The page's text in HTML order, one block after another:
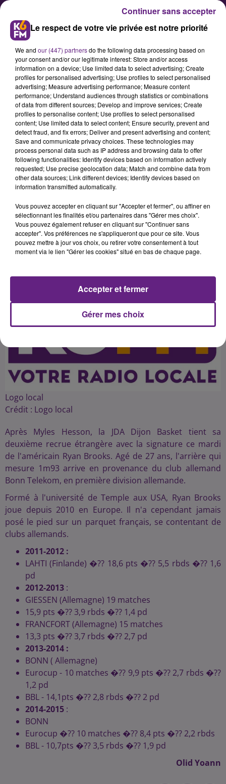
L'américain Ryan Brooks signe à
la JDA Dijon Basket
Après Myles Hesson, la JDA Dijon
Basket tient sa deuxième recrue
étrangère avec la signature ce
mardi de l'américain Ryan Brooks.
1m93 arrive en provenance du club
Publié : 30 juin 2015 à 12h30 par 45
Logo local
Crédit : Logo local
Après Myles Hesson, la JDA Dijon Basket tient sa
deuxième recrue étrangère avec la signature ce mardi
de l'américain Ryan Brooks. Agé de 27 ans, l'arrière qui
mesure 1m93 arrive en provenance du club allemand
Bonn Telekom, en première division allemande.
Formé à l'université de Temple aux USA, Ryan Brooks
joue depuis 2010 en Europe. Il n'a cependant jamais
posé le pied sur un parquet français, se contentant de
clubs allemands.
2011-2012 :
LAHTI (Finlande) �?? 18,6 pts �?? 5,5 rbds �?? 1,6
pd
2012-2013 :
GIESSEN (Allemagne) 19 matches
15,9 pts �?? 3,9 rbds �?? 1,4 pd
FRANCFORT (Allemagne) 15 matches
13,3 pts �?? 3,7 rbds �?? 2,7 pd
2013-2014 :
BONN ( Allemagne)
Eurocup - 10 matches �?? 9,9 pts �?? 2,7 rbds �??
1,2 pd
BBL - 14,1pts �?? 2,8 rbds �?? 2 pd
2014-2015 :
BONN
Eurocup �?? 10 matches �?? 8,4 pts �?? 2,2 rbds
BBL - 10,7pts �?? 3,5 rbds �?? 1,9 pd
Olid Yoann
Le respect de votre vie privée est notre priorité
We and our (447) partnersdo the following data processing based on
your consent and/or our legitimate interest: Store and/or access
information on a device; Use limited data to select advertising; Create
profiles for personalised advertising; Use profiles to select personalised
advertising; Measure advertising performance; Measure content
performance; Understand audiences through statistics or combinations
of data from different sources; Develop and improve services; Create
profiles to personalise content; Use profiles to select personalised
content; Use limited data to select content; Ensure security, prevent and
detect fraud, and fix errors; Deliver and present advertising and content;
Save and communicate privacy choices. These technologies may
process personal data such as IP address and browsing data to offer
following functionalities: Identify devices based on information actively
requested; Use precise geolocation data; Match and combine data from
other data sources; Link different devices; Identify devices based on
information transmitted automatically.
Vous pouvez accepter en cliquant sur "Accepter et fermer", ou affiner en
sélectionnant les finalités et/ou partenaires dans "Gérer mes choix".
Vous pouvez également refuser en cliquant sur "Continuer sans
accepter". Vos préférences ne s'appliqueront que pour ce site. Vous
pouvez mettre à jour vos choix, ou retirer votre consentement à tout
moment via le lien "Gérer les cookies" situé en bas de chaque page.
Gérer mes choix
Accepter et fermer
Continuer sans accepter